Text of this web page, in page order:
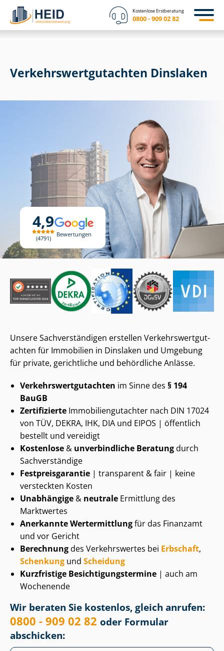
Kostenlose Erstberatung
0800 - 909 02 82
4,9
4791
Bewertungen
Ver­kehrs­wert­gut­ach­ten Dinslaken
Unsere Sach­ver­stän­di­gen erstellen Ver­kehrs­wert­gut­
ach­ten für Immobilien in Dinslaken und Umgebung
für private, gerichtliche und behördliche Anlässe.
Ver­kehrs­wert­gut­ach­ten im Sinne des § 194
BauGB
Zertifizierte Im­mo­bi­li­en­gut­ach­ter nach DIN 17024
von TÜV, DEKRA, IHK, DIA und EIPOS | öffentlich
bestellt und vereidigt
Kostenlose & unverbindliche Beratungdurch
Sachverständige
Fest­preis­ga­ran­tie | transparent & fair | keine
versteckten Kosten
Unabhängige & neutrale Ermittlung des
Marktwertes
Anerkannte Wertermittlungfür das Finanzamt
und vor Gericht
Berechnungdes Verkehrswertes bei Erbschaft,
Schenkung und Scheidung
Kurzfristige Be­sich­ti­gungs­ter­mi­ne | auch am
Wochenende
Wir beraten Sie kostenlos, gleich anrufen:
0800 - 909 02 82 oder Formular
abschicken: